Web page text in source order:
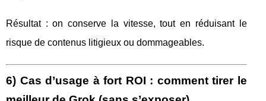
Résultat : on conserve la vitesse, tout en réduisant le
risque de contenus litigieux ou dommageables.
6) Cas d’usage à fort ROI : comment tirer le